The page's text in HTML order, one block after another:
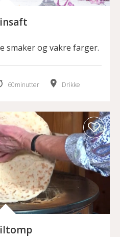
smaker og vakre farger.
60minutter Drikke